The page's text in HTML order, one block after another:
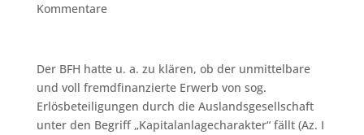
Kommentare
Der BFH hatte u. a. zu klären, ob der unmittelbare
und voll fremdfinanzierte Erwerb von sog.
Erlösbeteiligungen durch die Auslandsgesellschaft
unter den Begriff „Kapitalanlagecharakter“ fällt (Az. I